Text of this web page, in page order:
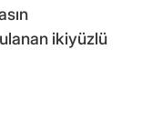
ikiyüzlü